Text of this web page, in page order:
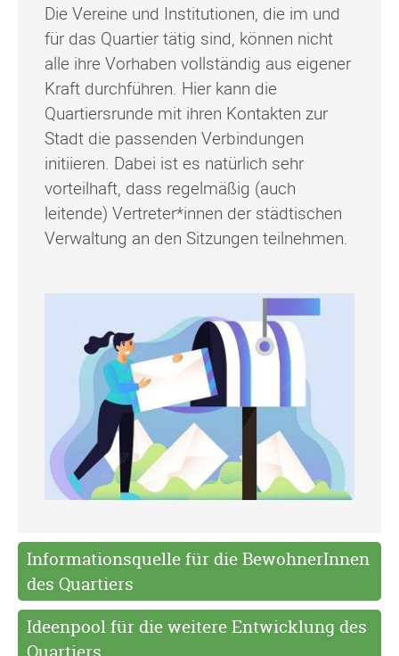
Die Vereine und Institutionen, die im und
für das Quartier tätig sind, können nicht
alle ihre Vorhaben vollständig aus eigener
Kraft durchführen. Hier kann die
Quartiersrunde mit ihren Kontakten zur
Stadt die passenden Verbindungen
initiieren. Dabei ist es natürlich sehr
vorteilhaft, dass regelmäßig (auch
leitende) Vertreter*innen der städtischen
Verwaltung an den Sitzungen teilnehmen.
Informationsquelle für die BewohnerInnen
des Quartiers
Ideenpool für die weitere Entwicklung des